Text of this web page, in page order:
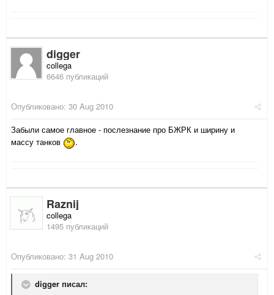
digger
collega
6646 публикаций
Опубликовано: 30 Aug 2010
Забыли самое главное - послезнание про БЖРК и ширину и
массу танков
.
Raznij
collega
1495 публикаций
Опубликовано: 31 Aug 2010
digger писал: